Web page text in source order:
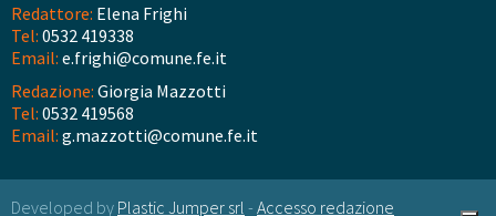
Redattore: Elena Frighi
Tel: 0532 419338
Email: e.frighi@comune.fe.it
Redazione: Giorgia Mazzotti
Tel: 0532 419568
Email: g.mazzotti@comune.fe.it
Developed by Plastic Jumper srl - Accesso redazione